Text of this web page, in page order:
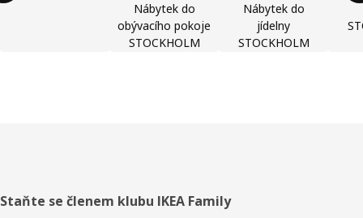
Nábytek do
obývacího pokoje
STOCKHOLM
Nábytek do
jídelny
STOCKHOLM
Zápatí
Staňte se členem klubu IKEA Family